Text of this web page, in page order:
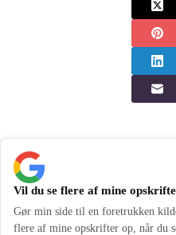
Vil du se flere af mine
Gør min side til en foretrukken
flere af mine opskrifter op, når du